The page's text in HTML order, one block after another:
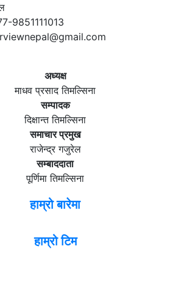
9851111013
अध्यक्ष
माधव प्रसाद तिमल्सिना
सम्पादक
दिक्षान्त तिमल्सिना
समाचार प्रमुख
राजेन्द्र गजुरेल
सम्बाददाता
पूर्णिमा तिमल्सिना
हाम्रो बारेमा
हाम्रो टिम